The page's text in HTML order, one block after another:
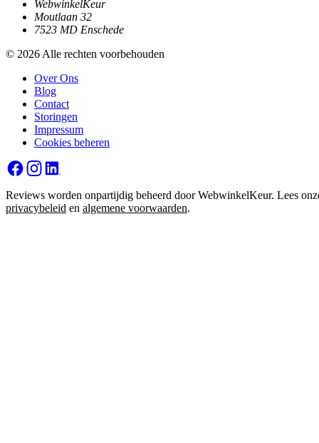
WebwinkelKeur
Moutlaan 32
7523 MD Enschede
© 2026 Alle rechten voorbehouden
Over Ons
Blog
Contact
Storingen
Impressum
Cookies beheren
Reviews worden onpartijdig beheerd door WebwinkelKeur. Lees
privacybeleid en algemene voorwaarden.